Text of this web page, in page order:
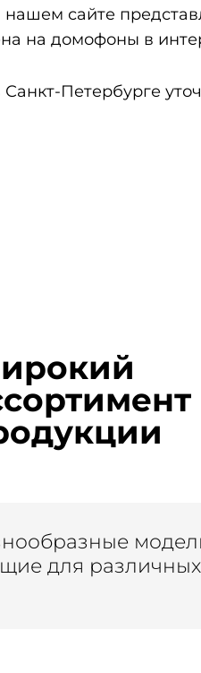
нашем сайте
на домофоны в
Петербурге
для